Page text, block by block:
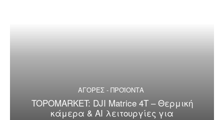
ΑΓΟΡΕΣ - ΠΡΟΪΟΝΤΑ
TOPOMARKET: DJI Matrice 4T – Θερμική
κάμερα & AI λειτουργίες για